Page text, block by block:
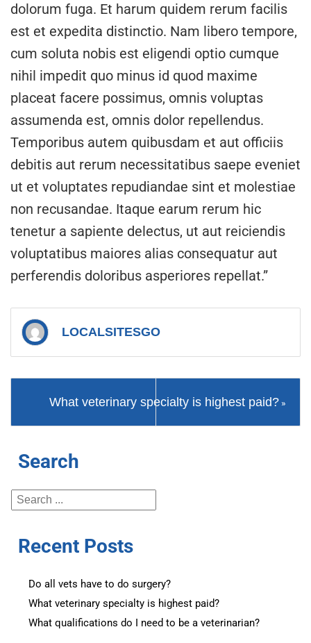
dolorum fuga. Et harum quidem rerum facilis
est et expedita distinctio. Nam libero tempore,
cum soluta nobis est eligendi optio cumque
nihil impedit quo minus id quod maxime
placeat facere possimus, omnis voluptas
assumenda est, omnis dolor repellendus.
Temporibus autem quibusdam et aut officiis
debitis aut rerum necessitatibus saepe eveniet
ut et voluptates repudiandae sint et molestiae
non recusandae. Itaque earum rerum hic
tenetur a sapiente delectus, ut aut reiciendis
voluptatibus maiores alias consequatur aut
perferendis doloribus asperiores repellat.”
LOCALSITESGO
What veterinary specialty is highest paid? »
Search
Recent Posts
Do all vets have to do surgery?
What veterinary specialty is highest paid?
What qualifications do I need to be a veterinarian?